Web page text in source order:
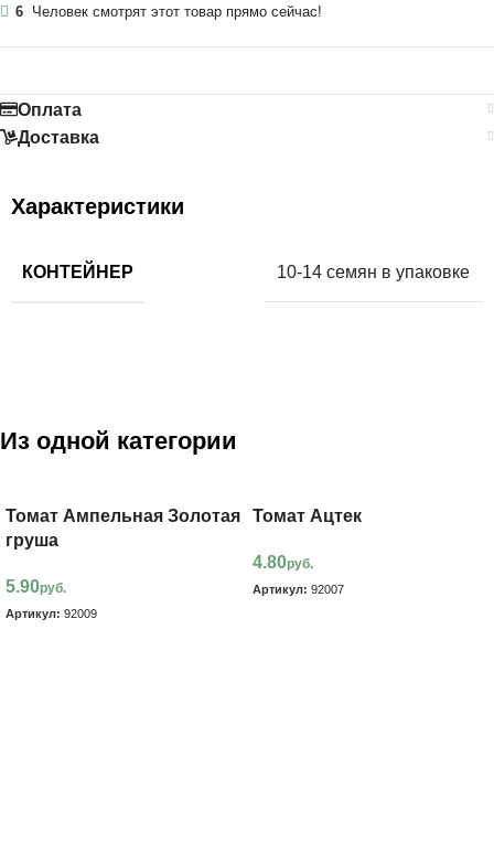
6 Человек смотрят этот товар прямо сейчас!
Оплата
Доставка
Характеристики
КОНТЕЙНЕР 10-14 семян в упаковке
Из одной категории
Томат Ампельная Золотая
груша
5.90руб.
Артикул: 92009
Томат Ацтек
4.80руб.
Артикул: 92007